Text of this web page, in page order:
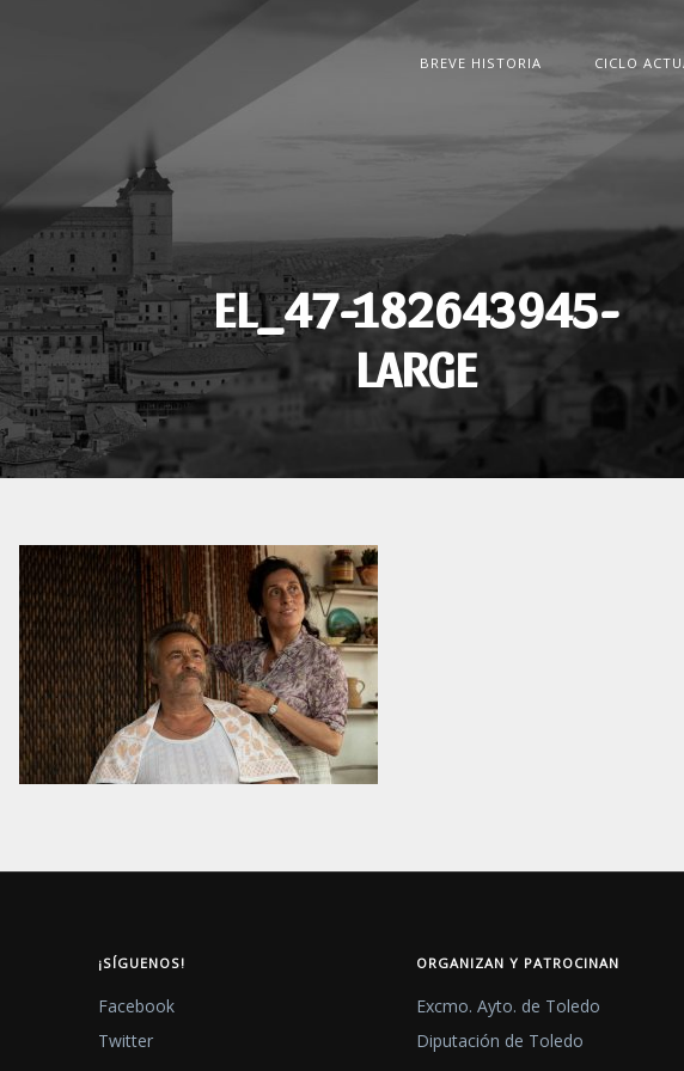
BREVE HISTORIA CICLO
EL_47-182643945-
LARGE
¡SÍGUENOS!
Facebook
Twitter
ORGANIZAN Y PATROCINAN
Excmo. Ayto. de Toledo
Diputación de Toledo